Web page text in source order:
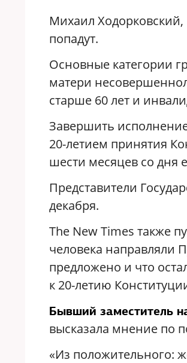
Михаил
попадут.
Основные категории
матери
старше 60 лет и
Завершить
20-летием принятия
шести месяцев со дня
Представители
декабря.
The New Times также
человека направляли
предложено и что
к 20-летию
Бывший заместитель
высказала мнение по
«Из положительного: